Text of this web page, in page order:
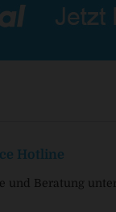
Hotline
und Beratung